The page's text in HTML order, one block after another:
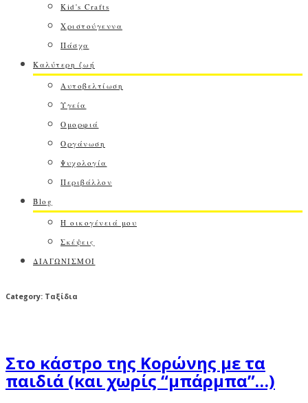
Kid's Crafts
Χριστούγεννα
Πάσχα
Καλύτερη ζωή
Αυτοβελτίωση
Υγεία
Ομορφιά
Οργάνωση
Ψυχολογία
Περιβάλλον
Blog
Η οικογένειά μου
Σκέψεις
ΔΙΑΓΩΝΙΣΜΟΙ
Category: Ταξίδια
Στο κάστρο της Κορώνης με τα
παιδιά (και χωρίς “μπάρμπα”…)